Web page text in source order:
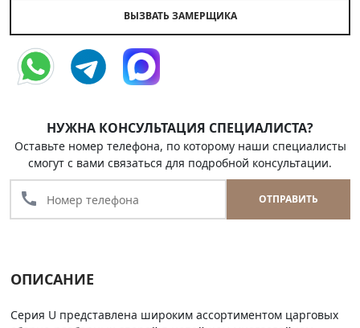
ВЫЗВАТЬ ЗАМЕРЩИКА
НУЖНА КОНСУЛЬТАЦИЯ СПЕЦИАЛИСТА?
Оставьте номер телефона, по которому наши специалисты
смогут с вами связаться для подробной консультации.
call ОТПРАВИТЬ
ОПИСАНИЕ
Серия U представлена широким ассортиментом царговых